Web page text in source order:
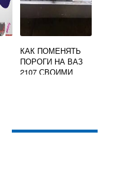
КАК ПОМЕНЯТЬ
ПОРОГИ НА ВАЗ
2107 СВОИМИ